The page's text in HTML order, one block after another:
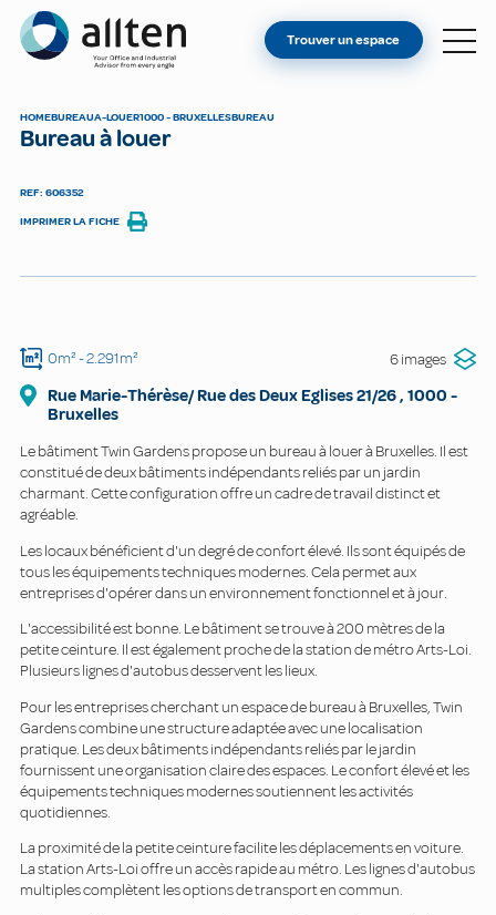
Allten
TROUVER UN ESPACE
Trouver un espace
HOMEBUREAUA-LOUER1000 - BRUXELLESBUREAU
Bureau à louer
REF: 606352
IMPRIMER LA FICHE
0m²- 2.291m² 6 images
Rue Marie-Thérèse/ Rue des Deux Eglises21/26, 1000 -
Bruxelles
Le bâtiment Twin Gardens propose un bureau à louer à Bruxelles. Il est
constitué de deux bâtiments indépendants reliés par un jardin
charmant. Cette configuration offre un cadre de travail distinct et
agréable.
Les locaux bénéficient d'un degré de confort élevé. Ils sont équipés de
tous les équipements techniques modernes. Cela permet aux
entreprises d'opérer dans un environnement fonctionnel et à jour.
L'accessibilité est bonne. Le bâtiment se trouve à 200 mètres de la
petite ceinture. Il est également proche de la station de métro Arts-Loi.
Plusieurs lignes d'autobus desservent les lieux.
Pour les entreprises cherchant un espace de bureau à Bruxelles, Twin
Gardens combine une structure adaptée avec une localisation
pratique. Les deux bâtiments indépendants reliés par le jardin
fournissent une organisation claire des espaces. Le confort élevé et les
équipements techniques modernes soutiennent les activités
quotidiennes.
La proximité de la petite ceinture facilite les déplacements en voiture.
La station Arts-Loi offre un accès rapide au métro. Les lignes d'autobus
multiples complètent les options de transport en commun.